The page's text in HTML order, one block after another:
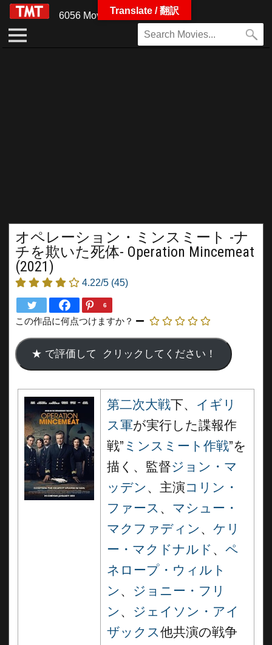
6056 Movies
オペレーション・ミンスミート -ナ
チを欺いた死体- Operation Mincemeat
(2021)
4.22/5 (45)
6
この作品に何点つけますか？
第二次大戦下、 イギリ
ス軍が実行した諜報作
戦” ミンスミート作戦”を
描く、監督ジョン・マ
ッデン 、主演コリン・
ファース 、 マシュー・
マクファディン 、 ケリ
ー・マクドナルド 、 ペ
ネロープ・ウィルト
ン 、 ジョニー・フリ
ン 、 ジェイソン・アイ
ザックス他共演の戦争
Translate / 翻訳